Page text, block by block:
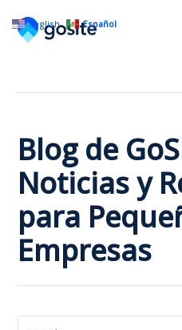
Blog de
Noticias y
para
Empresas
English Español